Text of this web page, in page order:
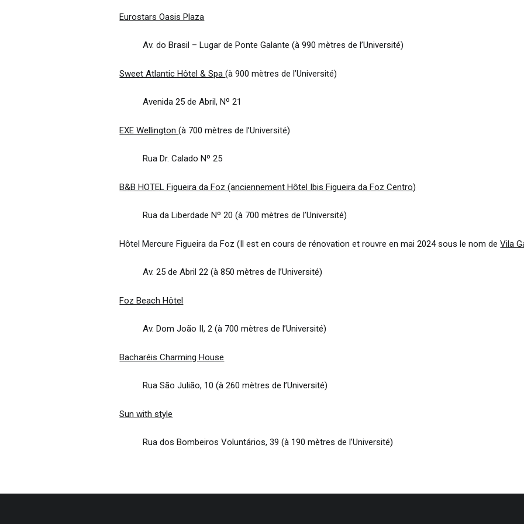
Eurostars Oasis Plaza
Av. do Brasil – Lugar de Ponte Galante (à 990 mètres de l’Université)
Sweet Atlantic Hôtel & Spa(à 900 mètres de l’Université)
Avenida 25 de Abril, Nº 21
EXE Wellington(à 700 mètres de l’Université)
Rua Dr. Calado Nº 25
B&B HOTEL Figueira da Foz (anciennement Hôtel Ibis Figueira da Foz Centro)
Rua da Liberdade Nº 20 (à 700 mètres de l’Université)
Hôtel Mercure Figueira da Foz (Il est en cours de rénovation et rouvre en mai 2024 sous le nom deVila
Av. 25 de Abril 22 (à 850 mètres de l’Université)
Foz Beach Hôtel
Av. Dom João II, 2 (à 700 mètres de l’Université)
Bacharéis Charming House
Rua São Julião, 10 (à 260 mètres de l’Université)
Sun with style
Rua dos Bombeiros Voluntários, 39 (à 190 mètres de l’Université)